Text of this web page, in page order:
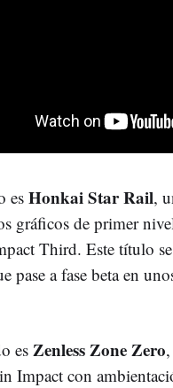
es Honkai Star Rail,
gráficos de primer
Third. Este título se
pase a fase beta en
es Zenless Zone Zero
Impact con